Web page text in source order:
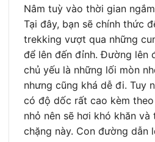
Nâm tuỳ vào thời gian
Tại đây, bạn sẽ chính thức
trekking vượt qua những
để lên đến đỉnh. Đường lên
chủ yếu là những lối mòn
nhưng cũng khá dễ đi. Tuy
có độ dốc rất cao kèm
nhỏ nên sẽ hơi khó khăn
chặng này. Con đường dẫn